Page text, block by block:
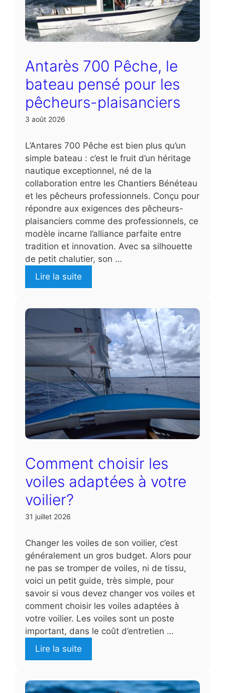
Antarès 700 Pêche, le
bateau pensé pour les
pêcheurs-plaisanciers
3 août 2026
L’Antares 700 Pêche est bien plus qu’un
simple bateau : c’est le fruit d’un héritage
nautique exceptionnel, né de la
collaboration entre les Chantiers Bénéteau
et les pêcheurs professionnels. Conçu pour
répondre aux exigences des pêcheurs-
plaisanciers comme des professionnels, ce
modèle incarne l’alliance parfaite entre
tradition et innovation. Avec sa silhouette
de petit chalutier, son …
Lire la suite
Comment choisir les
voiles adaptées à votre
voilier?
31 juillet 2026
Changer les voiles de son voilier, c’est
généralement un gros budget. Alors pour
ne pas se tromper de voiles, ni de tissu,
voici un petit guide, très simple, pour
savoir si vous devez changer vos voiles et
comment choisir les voiles adaptées à
votre voilier. Les voiles sont un poste
important, dans le coût d’entretien …
Lire la suite